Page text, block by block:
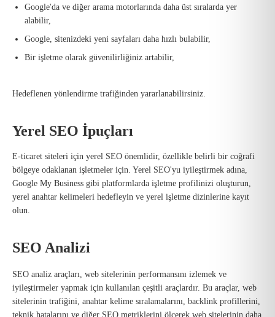
Google'da ve diğer arama motorlarında daha üst sıralarda yer
alabilir,
Google, sitenizdeki yeni sayfaları daha hızlı bulabilir,
Bir işletme olarak güvenilirliğiniz artabilir,
Hedeflenen yönlendirme trafiğinden yararlanabilirsiniz.
Yerel SEO İpuçları
E-ticaret siteleri için yerel SEO önemlidir, özellikle belirli bir coğrafi
bölgeye odaklanan işletmeler için. Yerel SEO'yu iyileştirmek adına,
Google My Business gibi platformlarda işletme profilinizi oluşturun,
yerel anahtar kelimeleri hedefleyin ve yerel işletme dizinlerine kayıt
olun.
SEO Analizi
SEO analiz araçları, web sitelerinin performansını izlemek ve
iyileştirmeler yapmak için kullanılan çeşitli araçlardır. Bu araçlar, web
sitelerinin trafiğini, anahtar kelime sıralamalarını, backlink profillerini,
teknik hatalarını ve diğer SEO metriklerini ölçerek web sitelerinin daha